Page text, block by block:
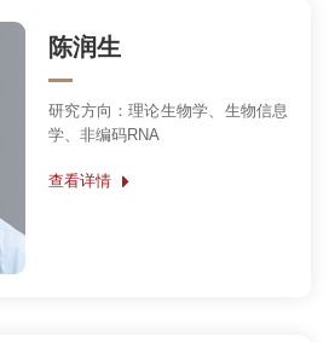
陈润生
研究方向：理论生物学、生物信息
学、非编码RNA
查看详情